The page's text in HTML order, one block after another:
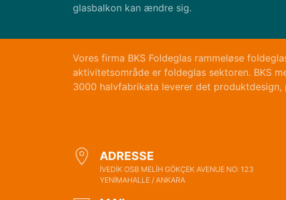
glasbalkon kan ændre sig.
Vores firma BKS Foldeglas rammeløse
aktivitetsområde er foldeglas sektoren. BKS
3000 halvfabrikata leverer det
ADRESSE
İVEDİK OSB MELİH GÖKÇEK AVENUE NO: 123
YENİMAHALLE / ANKARA